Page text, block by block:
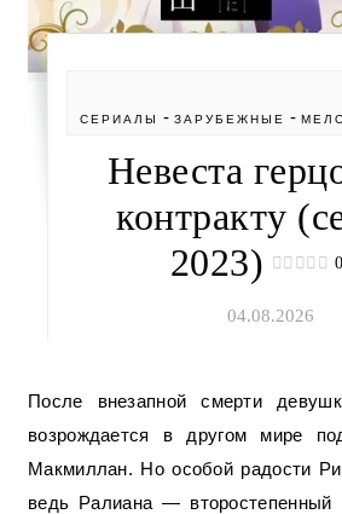
СЕРИАЛЫ -ЗАРУБЕЖНЫЕ -
Невеста
контракту
2023)
04.08.2026
После внезапной смерти девушка Ринко Ханасаки
возрождается в другом мире
Макмиллан. Но особой радости
ведь Ралиана — второстепенный